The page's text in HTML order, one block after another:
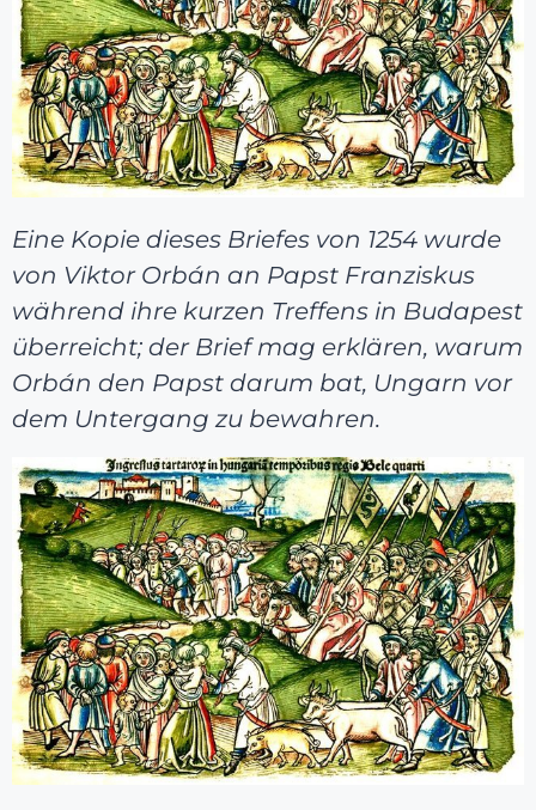
Eine Kopie dieses Briefes von 1254 wurde
von Viktor Orbán an Papst Franziskus
während ihre kurzen Treffens in Budapest
überreicht; der Brief mag erklären, warum
Orbán den Papst darum bat, Ungarn vor
dem Untergang zu bewahren.